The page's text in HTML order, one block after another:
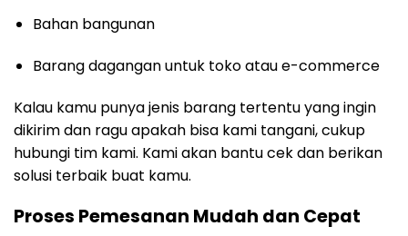
Bahan bangunan
Barang dagangan untuk toko atau e-commerce
Kalau kamu punya jenis barang tertentu yang ingin
dikirim dan ragu apakah bisa kami tangani, cukup
hubungi tim kami. Kami akan bantu cek dan berikan
solusi terbaik buat kamu.
Proses Pemesanan Mudah dan Cepat